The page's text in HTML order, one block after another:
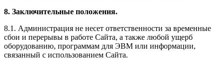
8. Заключительные положения.
8.1. Администрация не несет ответственности за временные
сбои и перерывы в работе Сайта, а также любой ущерб
оборудованию, программам для ЭВМ или информации,
связанный с использованием Сайта.